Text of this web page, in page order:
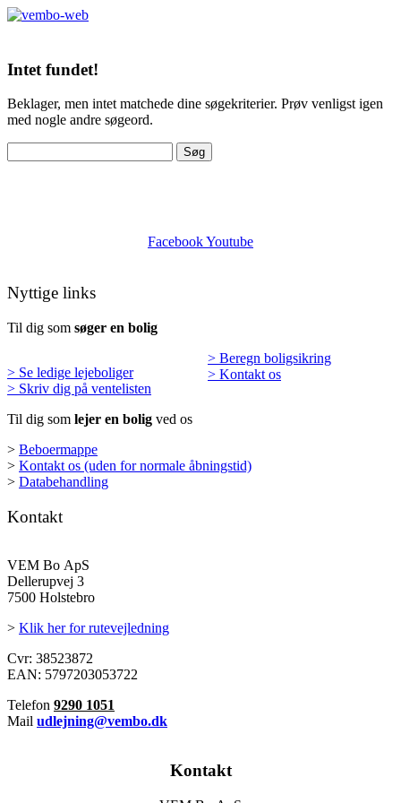
Intet fundet!
Beklager, men intet matchede dine søgekriterier. Prøv venligst igen
med nogle andre søgeord.
efter:
FacebookYoutube
Nyttige links
Til dig som søger en bolig
> Se ledige lejeboliger
> Skriv dig på ventelisten
> Beregn boligsikring
> Kontakt os
Til dig som lejer en bolig ved os
> Beboermappe
> Kontakt os (uden for normale åbningstid)
> Databehandling
Kontakt
VEM Bo ApS
Dellerupvej 3
7500 Holstebro
> Klik her for rutevejledning
Cvr: 38523872
EAN: 5797203053722
Telefon 9290 1051
Mail udlejning@vembo.dk
Kontakt